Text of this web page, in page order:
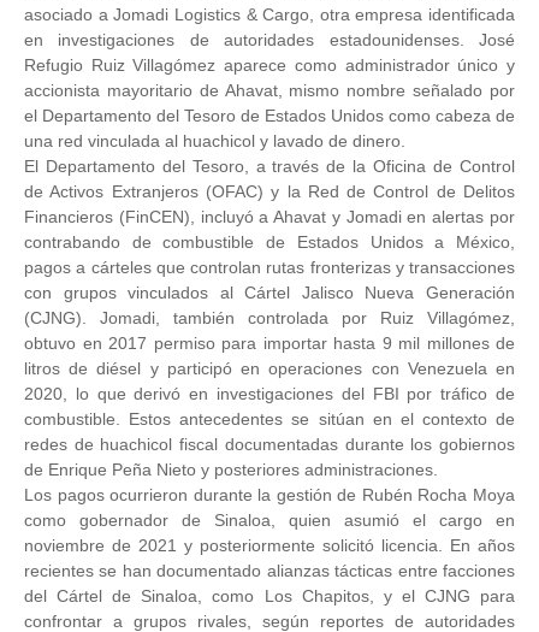
asociado a Jomadi Logistics & Cargo, otra empresa identificada
en investigaciones de autoridades estadounidenses. José
Refugio Ruiz Villagómez aparece como administrador único y
accionista mayoritario de Ahavat, mismo nombre señalado por
el Departamento del Tesoro de Estados Unidos como cabeza de
una red vinculada al huachicol y lavado de dinero.
El Departamento del Tesoro, a través de la Oficina de Control
de Activos Extranjeros (OFAC) y la Red de Control de Delitos
Financieros (FinCEN), incluyó a Ahavat y Jomadi en alertas por
contrabando de combustible de Estados Unidos a México,
pagos a cárteles que controlan rutas fronterizas y transacciones
con grupos vinculados al Cártel Jalisco Nueva Generación
(CJNG). Jomadi, también controlada por Ruiz Villagómez,
obtuvo en 2017 permiso para importar hasta 9 mil millones de
litros de diésel y participó en operaciones con Venezuela en
2020, lo que derivó en investigaciones del FBI por tráfico de
combustible. Estos antecedentes se sitúan en el contexto de
redes de huachicol fiscal documentadas durante los gobiernos
de Enrique Peña Nieto y posteriores administraciones.
Los pagos ocurrieron durante la gestión de Rubén Rocha Moya
como gobernador de Sinaloa, quien asumió el cargo en
noviembre de 2021 y posteriormente solicitó licencia. En años
recientes se han documentado alianzas tácticas entre facciones
del Cártel de Sinaloa, como Los Chapitos, y el CJNG para
confrontar a grupos rivales, según reportes de autoridades